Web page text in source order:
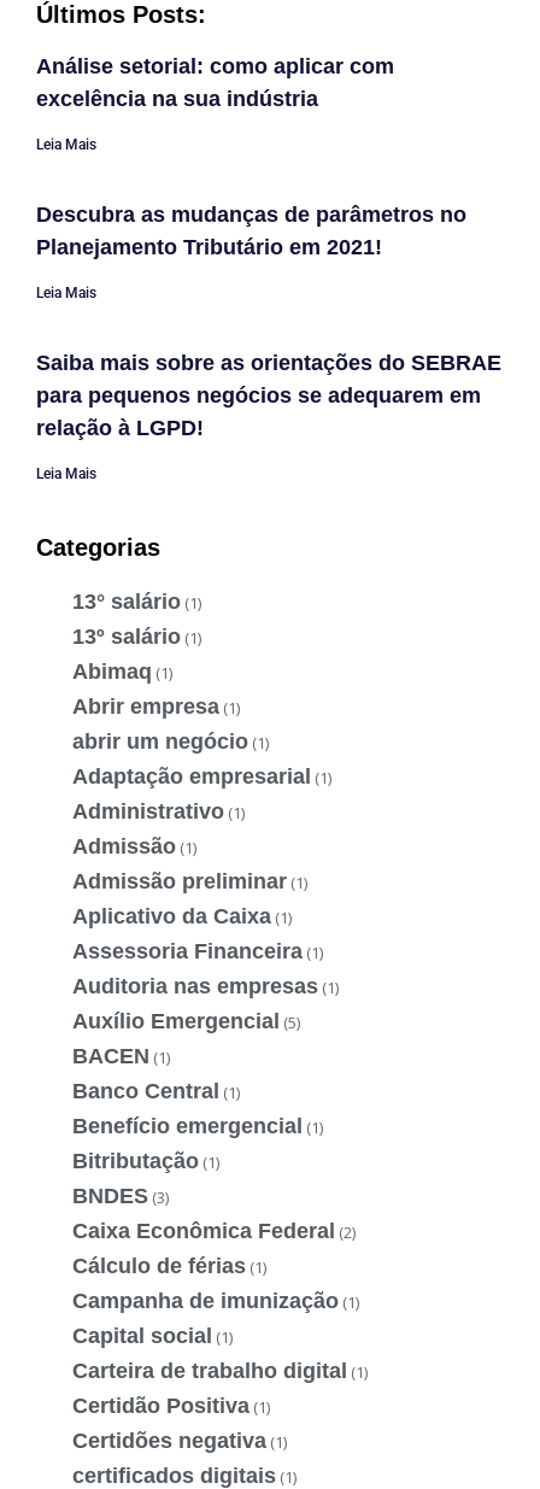
Últimos Posts:
Análise setorial: como aplicar com
excelência na sua indústria
Leia Mais
Descubra as mudanças de parâmetros no
Planejamento Tributário em 2021!
Leia Mais
Saiba mais sobre as orientações do SEBRAE
para pequenos negócios se adequarem em
relação à LGPD!
Leia Mais
Categorias
13° salário (1)
13º salário (1)
Abimaq (1)
Abrir empresa (1)
abrir um negócio (1)
Adaptação empresarial (1)
Administrativo (1)
Admissão (1)
Admissão preliminar (1)
Aplicativo da Caixa (1)
Assessoria Financeira (1)
Auditoria nas empresas (1)
Auxílio Emergencial (5)
BACEN (1)
Banco Central (1)
Benefício emergencial (1)
Bitributação (1)
BNDES (3)
Caixa Econômica Federal (2)
Cálculo de férias (1)
Campanha de imunização (1)
Capital social (1)
Carteira de trabalho digital (1)
Certidão Positiva (1)
Certidões negativa (1)
certificados digitais (1)